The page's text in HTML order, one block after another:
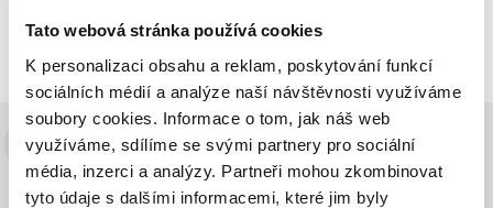
Tato webová stránka používá cookies
K personalizaci obsahu a reklam, poskytování funkcí
sociálních médií a analýze naší návštěvnosti využíváme
soubory cookies. Informace o tom, jak náš web
využíváme, sdílíme se svými partnery pro sociální
média, inzerci a analýzy. Partneři mohou zkombinovat
tyto údaje s dalšími informacemi, které jim byly
Předchozí 1 Další
Budete to vědět jako první!
Zajímá Vás, jaký knižní hit právě vychází, na jaké zboží je výhodná